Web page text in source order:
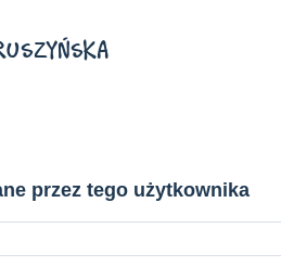
przez tego użytkownika